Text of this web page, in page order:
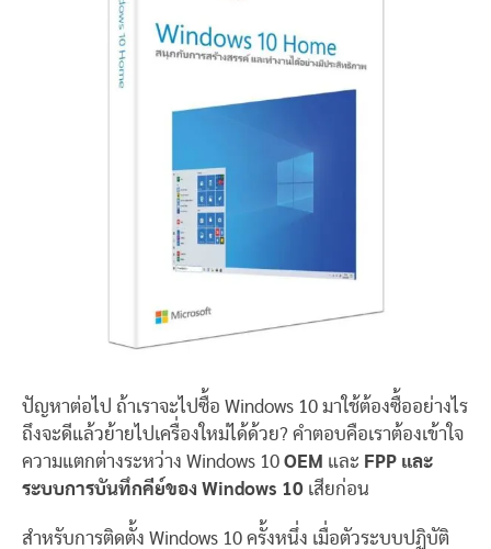
ปัญหาต่อไป ถ้าเราจะไปซื้อ Windows 10 มาใช้ต้องซื้ออย่างไร
ถึงจะดีแล้วย้ายไปเครื่องใหม่ได้ด้วย? คำตอบคือเราต้องเข้าใจ
ความแตกต่างระหว่าง Windows 10 OEM และ FPP และ
ระบบการบันทึกคีย์ของ Windows 10 เสียก่อน
สำหรับการติดตั้ง Windows 10 ครั้งหนึ่ง เมื่อตัวระบบปฏิบัติ